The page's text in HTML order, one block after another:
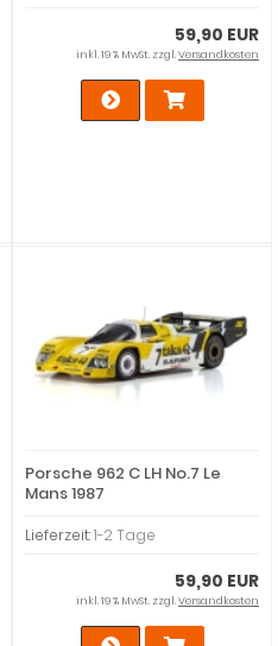
59,90 EUR
inkl. 19 % MwSt. zzgl.Versandkosten
Porsche 962 C LH No.7 Le
Mans 1987
Lieferzeit:1-2 Tage
59,90 EUR
inkl. 19 % MwSt. zzgl.Versandkosten